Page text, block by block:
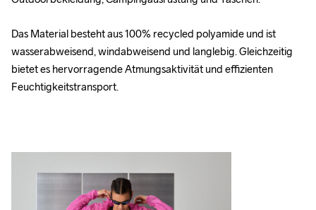
Das Material besteht aus 100% recycled polyamide und ist
wasserabweisend, windabweisend und langlebig. Gleichzeitig
bietet es hervorragende Atmungsaktivität und effizienten
Feuchtigkeitstransport.